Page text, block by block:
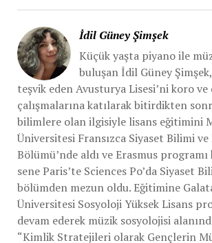
İdil Güney Şimşek
Küçük yaşta piyano ile
buluşan İdil Güney
teşvik eden Avusturya Lisesi’ni koro
çalışmalarına katılarak bitirdikten
bilimlere olan ilgisiyle lisans eğitimini
Üniversitesi Fransızca Siyaset Bilimi
Bölümü’nde aldı ve Erasmus
sene Paris’te Sciences Po’da Siyaset
bölümden mezun oldu. Eğitimine
Üniversitesi Sosyoloji Yüksek Lisans
devam ederek müzik sosyolojisi
“Kimlik Stratejileri olarak Gençlerin